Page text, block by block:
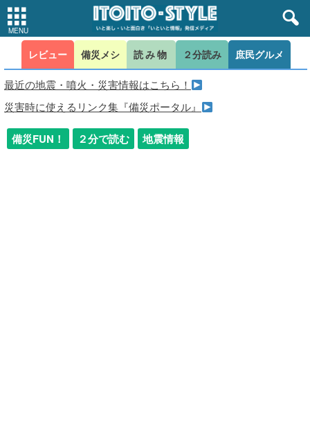
レビュー 備災メシ 読み物 ２分読み 庶民グルメ
最近の地震・噴火・災害情報はこちら！
災害時に使えるリンク集『備災ポータル』
備災FUN！ ２分で読む 地震情報